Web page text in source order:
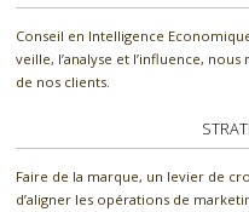
Conseil en Intelligence
veille, l’analyse et l’influence,
de nos clients.
Faire de la marque, un levier de
d’aligner les opérations de